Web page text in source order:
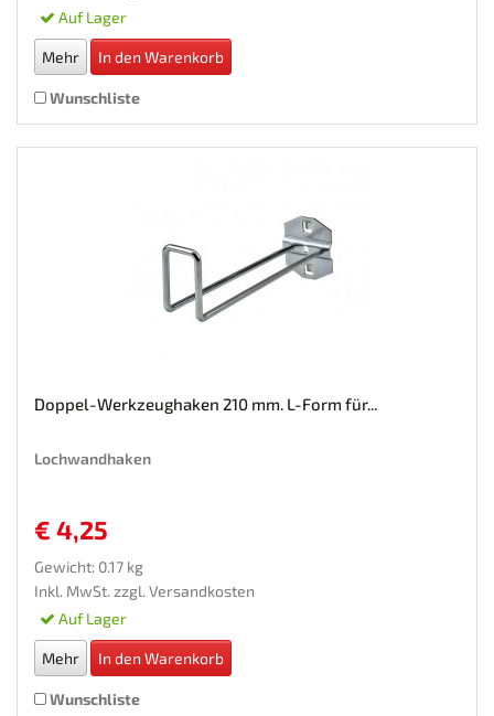
Auf Lager
Mehr In den Warenkorb
Wunschliste
Doppel-Werkzeughaken 210 mm. L-Form für...
Lochwandhaken
€ 4,25
Gewicht: 0.17 kg
Inkl. MwSt. zzgl. Versandkosten
Auf Lager
Mehr In den Warenkorb
Wunschliste